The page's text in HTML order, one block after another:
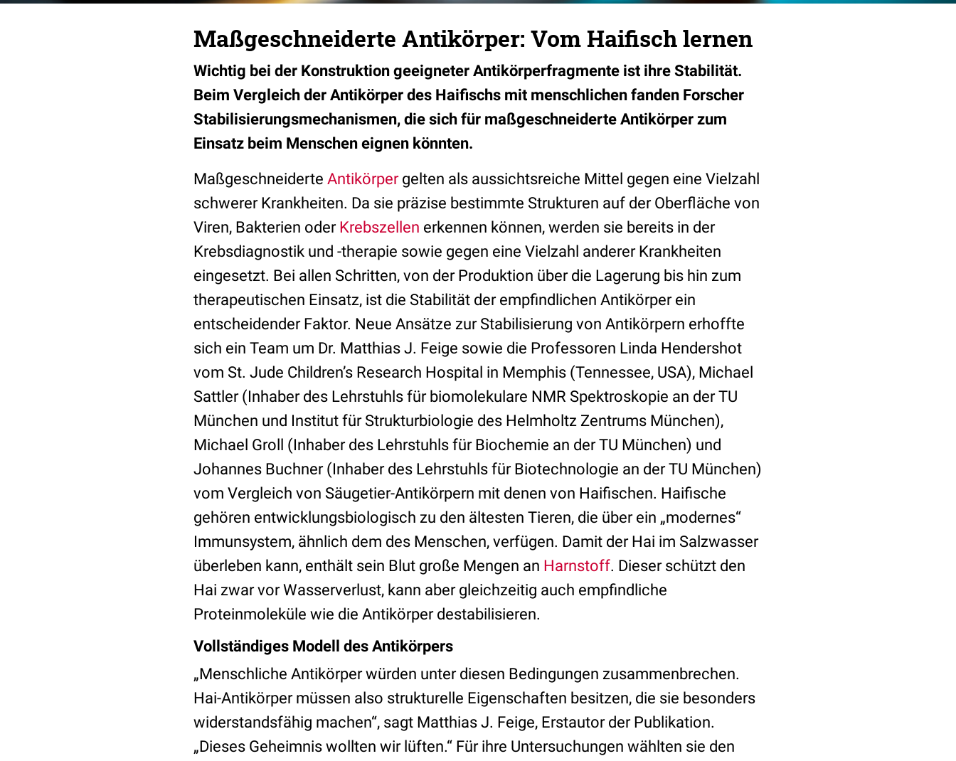
Maßgeschneiderte Antikörper: Vom Haifisch lernen
Wichtig bei der Konstruktion geeigneter Antikörperfragmente ist ihre Stabilität.
Beim Vergleich der Antikörper des Haifischs mit menschlichen fanden Forscher
Stabilisierungsmechanismen, die sich für maßgeschneiderte Antikörper zum
Einsatz beim Menschen eignen könnten.
Maßgeschneiderte Antikörpergelten als aussichtsreiche Mittel gegen eine Vielzahl
schwerer Krankheiten. Da sie präzise bestimmte Strukturen auf der Oberfläche von
Viren, Bakterien oder Krebszellen erkennen können, werden sie bereits in der
Krebsdiagnostik und -therapie sowie gegen eine Vielzahl anderer Krankheiten
eingesetzt. Bei allen Schritten, von der Produktion über die Lagerung bis hin zum
therapeutischen Einsatz, ist die Stabilität der empfindlichen Antikörper ein
entscheidender Faktor. Neue Ansätze zur Stabilisierung von Antikörpern erhoffte
sich ein Team um Dr. Matthias J. Feige sowie die Professoren Linda Hendershot
vom St. Jude Children’s Research Hospital in Memphis (Tennessee, USA), Michael
Sattler (Inhaber des Lehrstuhls für biomolekulare NMR Spektroskopie an der TU
München und Institut für Strukturbiologie des Helmholtz Zentrums München),
Michael Groll (Inhaber des Lehrstuhls für Biochemie an der TU München) und
Johannes Buchner (Inhaber des Lehrstuhls für Biotechnologie an der TU München)
vom Vergleich von Säugetier-Antikörpern mit denen von Haifischen. Haifische
gehören entwicklungsbiologisch zu den ältesten Tieren, die über ein „modernes“
Immunsystem, ähnlich dem des Menschen, verfügen. Damit der Hai im Salzwasser
überleben kann, enthält sein Blut große Mengen an Harnstoff. Dieser schützt den
Hai zwar vor Wasserverlust, kann aber gleichzeitig auch empfindliche
Proteinmoleküle wie die Antikörper destabilisieren.
Vollständiges Modell des Antikörpers
„Menschliche Antikörper würden unter diesen Bedingungen zusammenbrechen.
Hai-Antikörper müssen also strukturelle Eigenschaften besitzen, die sie besonders
widerstandsfähig machen“, sagt Matthias J. Feige, Erstautor der Publikation.
„Dieses Geheimnis wollten wir lüften.“ Für ihre Untersuchungen wählten sie den